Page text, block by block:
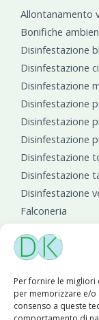
Per fornire le migliori
per memorizzare e/
consenso a queste
Allontanamento
Bonifiche
Disinfestazione
Disinfestazione
Disinfestazione
Disinfestazione
Disinfestazione
Disinfestazione
Disinfestazione
Disinfestazione
Disinfestazione
Falconeria
Sanificazioni